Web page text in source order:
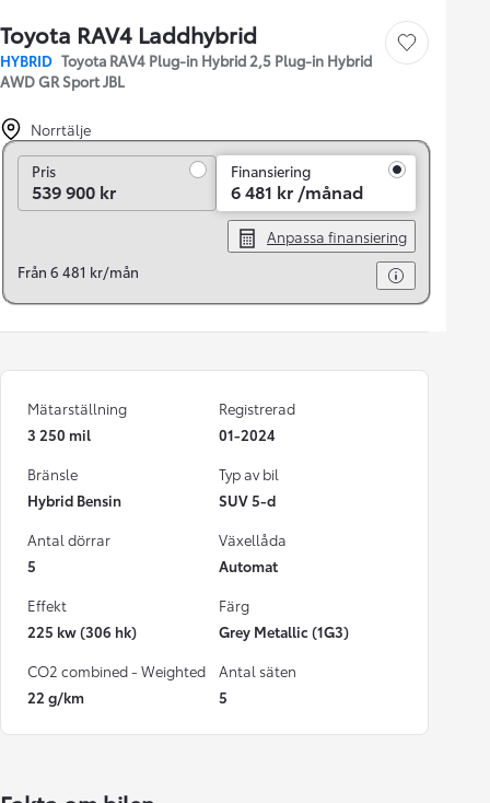
Toyota RAV4 Laddhybrid
HYBRID Toyota RAV4 Plug-in Hybrid 2,5 Plug-in Hybrid
AWD GR Sport JBL
Save car
Norrtälje
PrisPris
539 900 kr
Finansiering
6 481 kr /månad
Anpassa finansiering
Från 6 481 kr/mån
Mätarställning
3 250 mil
Registrerad
01-2024
Bränsle
Hybrid Bensin
Typ av bil
SUV 5-d
Antal dörrar
5
Växellåda
Automat
Effekt
225 kw (306 hk)
Färg
Grey Metallic (1G3)
CO2 combined - Weighted
22 g/km
Antal säten
5